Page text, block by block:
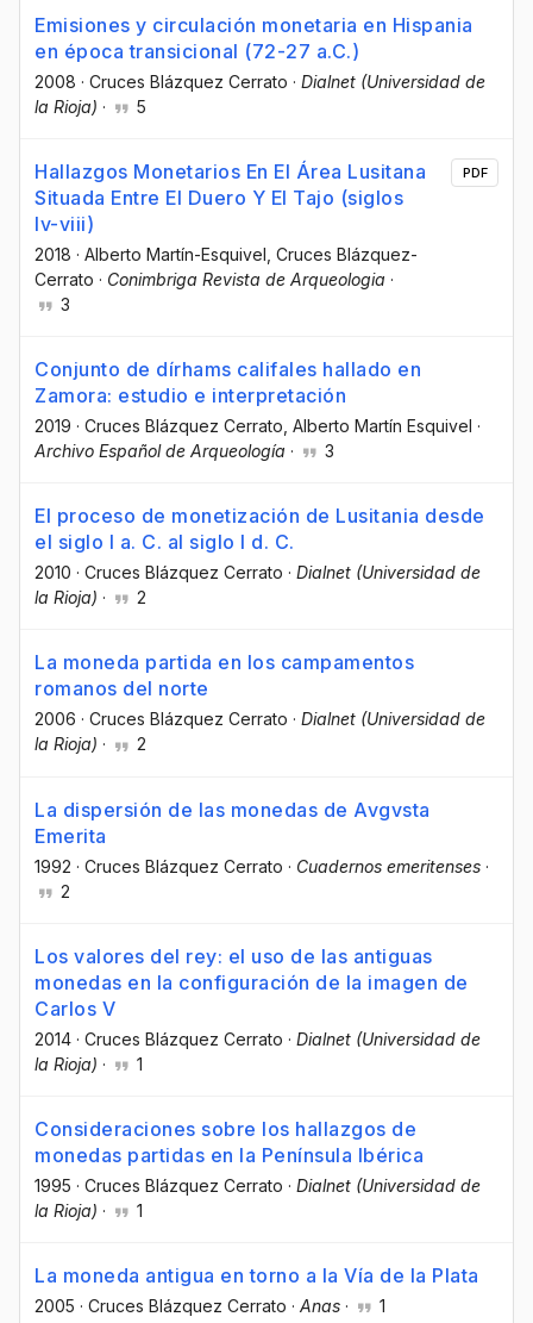
Emisiones y circulación monetaria en Hispania
en época transicional (72-27 a.C.)
2008 · Cruces Blázquez Cerrato · Dialnet (Universidad de
la Rioja) · 5
Hallazgos Monetarios En El Área Lusitana
Situada Entre El Duero Y El Tajo (siglos
Iv-viii)
2018 · Alberto Martín-Esquivel , Cruces Blázquez-
Cerrato · Conimbriga Revista de Arqueologia ·
3
PDF
Conjunto de dírhams califales hallado en
Zamora: estudio e interpretación
2019 · Cruces Blázquez Cerrato , Alberto Martín Esquivel ·
Archivo Español de Arqueología · 3
El proceso de monetización de Lusitania desde
el siglo I a. C. al siglo I d. C.
2010 · Cruces Blázquez Cerrato · Dialnet (Universidad de
la Rioja) · 2
La moneda partida en los campamentos
romanos del norte
2006 · Cruces Blázquez Cerrato · Dialnet (Universidad de
la Rioja) · 2
La dispersión de las monedas de Avgvsta
Emerita
1992 · Cruces Blázquez Cerrato · Cuadernos emeritenses ·
2
Los valores del rey: el uso de las antiguas
monedas en la configuración de la imagen de
Carlos V
2014 · Cruces Blázquez Cerrato · Dialnet (Universidad de
la Rioja) · 1
Consideraciones sobre los hallazgos de
monedas partidas en la Península Ibérica
1995 · Cruces Blázquez Cerrato · Dialnet (Universidad de
la Rioja) · 1
La moneda antigua en torno a la Vía de la Plata
2005 · Cruces Blázquez Cerrato · Anas · 1